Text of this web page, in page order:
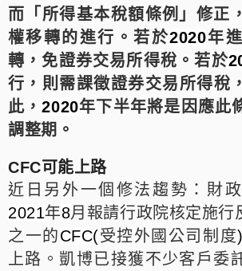
而「所得基本稅額條例」修正
權移轉的進行。若於2020年
轉，免證券交易所得稅。若於
行，則需課徵證券交易所得稅
此，2020年下半年將是因應此
調整期。
CFC可能上路
近日另外一個修法趨勢：財
2021年8月報請行政院核定施行
之一的CFC(受控外國公司制度)
上路。凱博已接獲不少客戶委